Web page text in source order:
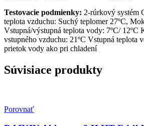
Testovacie podmienky: 2-rúrkový systém
teplota vzduchu: Suchý teplomer 27ºC,
Vstupná/výstupná teplota vody: 7ºC/ 12ºC
vstupného vzduchu: 21ºC Vstupná teplota
prietok vody ako pri chladení
Súvisiace produkty
Porovnať